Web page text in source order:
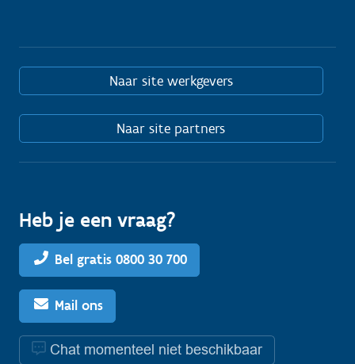
Naar site werkgevers
Naar site partners
Heb je een vraag?
Bel gratis 0800 30 700
Mail ons
Chat momenteel niet beschikbaar